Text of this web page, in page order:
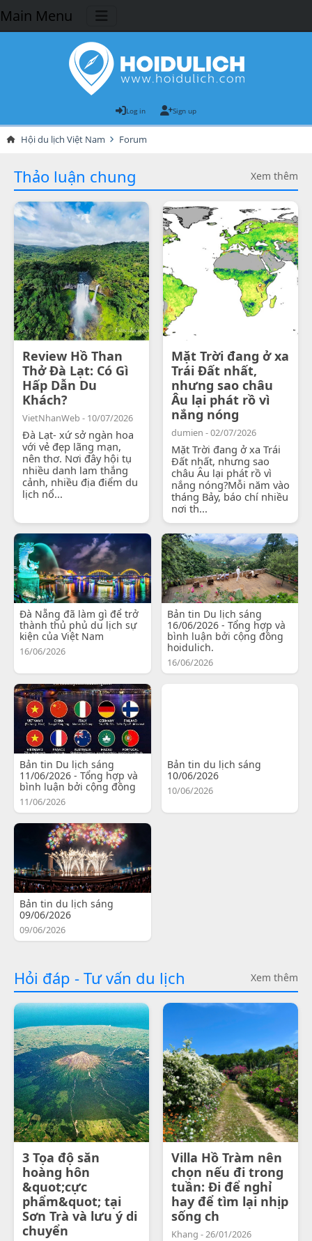
Main Menu
Log in Sign up
Hội du lịch Việt Nam Forum
Thảo luận chung Xem thêm
Review Hồ Than
Thở Đà Lạt: Có Gì
Hấp Dẫn Du
Khách?
VietNhanWeb - 10/07/2026
Đà Lạt- xứ sở ngàn hoa
với vẻ đẹp lãng mạn,
nên thơ. Nơi đây hội tụ
nhiều danh lam thắng
cảnh, nhiều địa điểm du
lịch nổ...
Mặt Trời đang ở xa
Trái Đất nhất,
nhưng sao châu
Âu lại phát rồ vì
nắng nóng
dumien - 02/07/2026
Mặt Trời đang ở xa Trái
Đất nhất, nhưng sao
châu Âu lại phát rồ vì
nắng nóng?Mỗi năm vào
tháng Bảy, báo chí nhiều
nơi th...
Đà Nẵng đã làm gì để trở
thành thủ phủ du lịch sự
kiện của Việt Nam
16/06/2026
Bản tin Du lịch sáng
16/06/2026 - Tổng hợp và
bình luận bởi cộng đồng
hoidulich.
16/06/2026
Bản tin Du lịch sáng
11/06/2026 - Tổng hợp và
bình luận bởi cộng đồng
11/06/2026
Bản tin du lịch sáng
10/06/2026
10/06/2026
Bản tin du lịch sáng
09/06/2026
09/06/2026
Hỏi đáp - Tư vấn du lịch Xem thêm
3 Tọa độ săn
hoàng hôn
&quot;cực
phẩm&quot; tại
Sơn Trà và lưu ý di
chuyển
Villa Hồ Tràm nên
chọn nếu đi trong
tuần: Đi để nghỉ
hay để tìm lại nhịp
sống ch
Khang - 26/01/2026